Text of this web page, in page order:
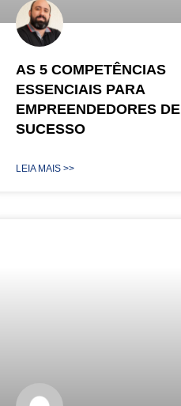
AS 5 COMPETÊNCIAS
ESSENCIAIS PARA
EMPREENDEDORES DE
SUCESSO
LEIA MAIS >>